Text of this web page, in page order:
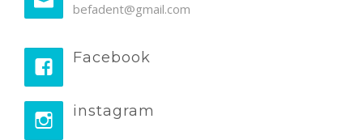
befadent@gmail.com
Facebook
instagram